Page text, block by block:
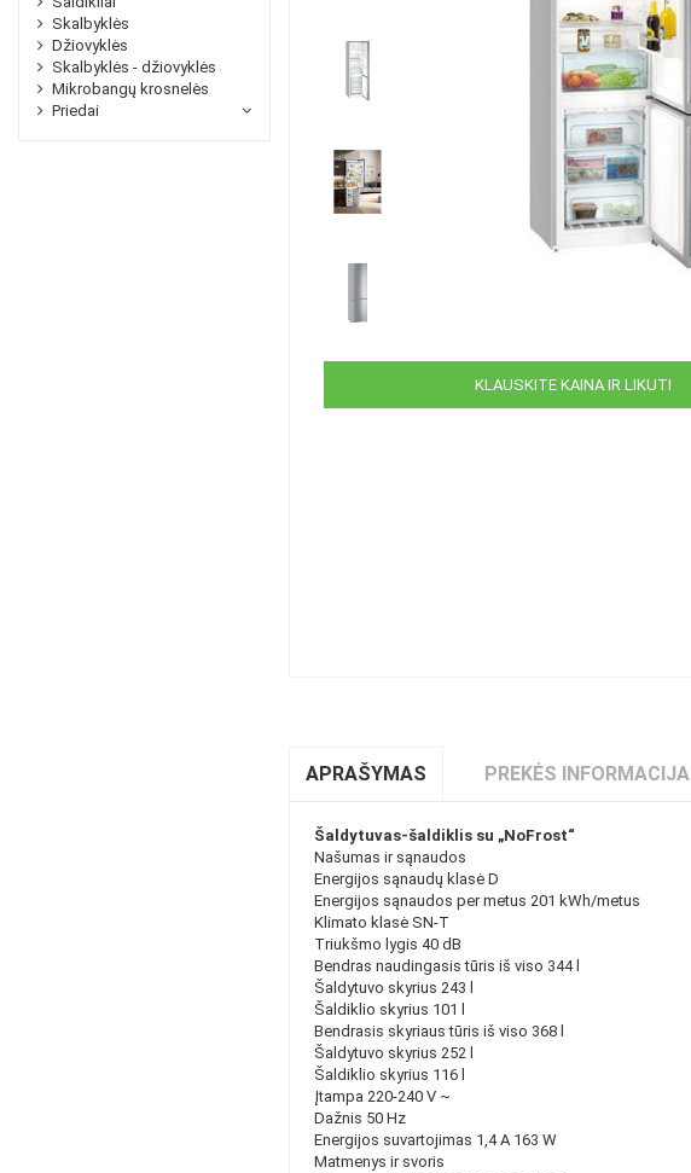
KLAUSKITE KAINA IR LIKUTI
APRAŠYMAS PREKĖS INFORMACIJA
Šaldytuvas-šaldiklis su „NoFrost“
Našumas ir sąnaudos
Energijos sąnaudų klasė D
Energijos sąnaudos per metus 201 kWh/metus
Klimato klasė SN-T
Triukšmo lygis 40 dB
Bendras naudingasis tūris iš viso 344 l
Šaldytuvo skyrius 243 l
Šaldiklio skyrius 101 l
Bendrasis skyriaus tūris iš viso 368 l
Šaldytuvo skyrius 252 l
Šaldiklio skyrius 116 l
Įtampa 220-240 V ~
Dažnis 50 Hz
Energijos suvartojimas 1,4 A 163 W
Matmenys ir svoris
Skalbyklės
Džiovyklės
Skalbyklės - džiovyklės
Mikrobangų krosnelės
Priedai